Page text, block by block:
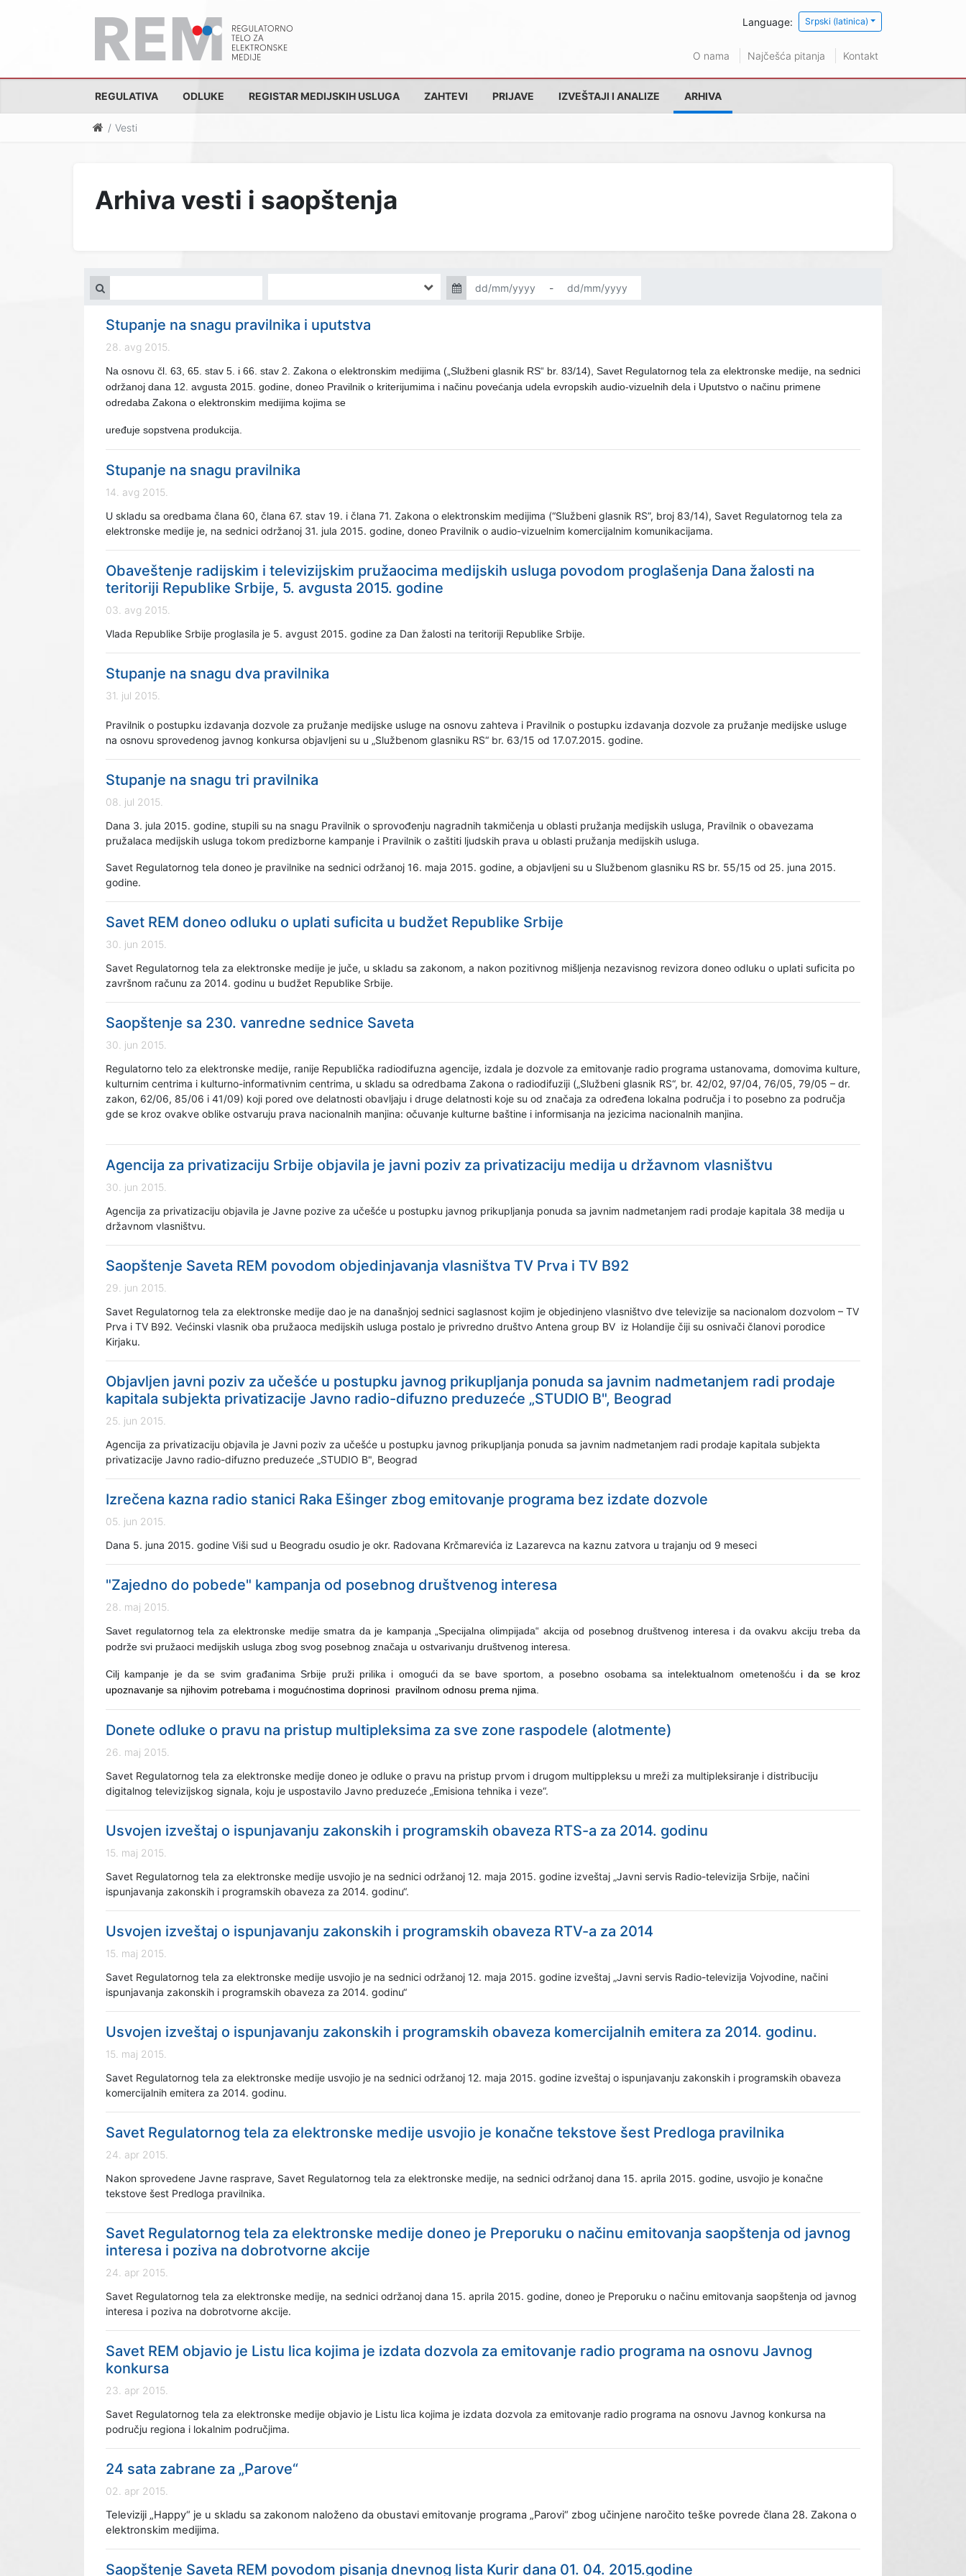
Language: Srpski (latinica)
O nama Najčešća pitanja Kontakt
REGULATIVA ODLUKE REGISTAR MEDIJSKIH USLUGA ZAHTEVI PRIJAVE IZVEŠTAJI I ANALIZE ARHIVA
Vesti
Arhiva vesti i saopštenja
-
Stupanje na snagu pravilnika i uputstva
28. avg 2015.
Na osnovu čl. 63, 65. stav 5. i 66. stav 2. Zakona o elektronskim medijima („Službeni glasnik RS“ br. 83/14), Savet Regulatornog tela za elektronske medije, na sednici
održanoj dana 12. avgusta 2015. godine, doneo Pravilnik o kriterijumima i načinu povećanja udela evropskih audio-vizuelnih dela i Uputstvo o načinu primene
odredaba Zakona o elektronskim medijima kojima se
uređuje sopstvena produkcija.
Stupanje na snagu pravilnika
14. avg 2015.
U skladu sa oredbama člana 60, člana 67. stav 19. i člana 71. Zakona o elektronskim medijima (“Službeni glasnik RS”, broj 83/14), Savet Regulatornog tela za
elektronske medije je, na sednici održanoj 31. jula 2015. godine, doneo Pravilnik o audio-vizuelnim komercijalnim komunikacijama.
Obaveštenje radijskim i televizijskim pružaocima medijskih usluga povodom proglašenja Dana žalosti na
teritoriji Republike Srbije, 5. avgusta 2015. godine
03. avg 2015.
Vlada Republike Srbije proglasila je 5. avgust 2015. godine za Dan žalosti na teritoriji Republike Srbije.
Stupanje na snagu dva pravilnika
31. jul 2015.
Pravilnik o postupku izdavanja dozvole za pružanje medijske usluge na osnovu zahteva i Pravilnik o postupku izdavanja dozvole za pružanje medijske usluge
na osnovu sprovedenog javnog konkursa objavljeni su u „Službenom glasniku RS“ br. 63/15 od 17.07.2015. godine.
Stupanje na snagu tri pravilnika
08. jul 2015.
Dana 3. jula 2015. godine, stupili su na snagu Pravilnik o sprovođenju nagradnih takmičenja u oblasti pružanja medijskih usluga, Pravilnik o obavezama
pružalaca medijskih usluga tokom predizborne kampanje i Pravilnik o zaštiti ljudskih prava u oblasti pružanja medijskih usluga.
Savet Regulatornog tela doneo je pravilnike na sednici održanoj 16. maja 2015. godine, a objavljeni su u Službenom glasniku RS br. 55/15 od 25. juna 2015.
godine.
Savet REM doneo odluku o uplati suficita u budžet Republike Srbije
30. jun 2015.
Savet Regulatornog tela za elektronske medije je juče, u skladu sa zakonom, a nakon pozitivnog mišljenja nezavisnog revizora doneo odluku o uplati suficita po
završnom računu za 2014. godinu u budžet Republike Srbije.
Saopštenje sa 230. vanredne sednice Saveta
30. jun 2015.
Regulatorno telo za elektronske medije, ranije Republička radiodifuzna agencije, izdala je dozvole za emitovanje radio programa ustanovama, domovima kulture,
kulturnim centrima i kulturno-informativnim centrima, u skladu sa odredbama Zakona o radiodifuziji („Službeni glasnik RS“, br. 42/02, 97/04, 76/05, 79/05 – dr.
zakon, 62/06, 85/06 i 41/09) koji pored ove delatnosti obavljaju i druge delatnosti koje su od značaja za određena lokalna područja i to posebno za područja
gde se kroz ovakve oblike ostvaruju prava nacionalnih manjina: očuvanje kulturne baštine i informisanja na jezicima nacionalnih manjina.
Agencija za privatizaciju Srbije objavila je javni poziv za privatizaciju medija u državnom vlasništvu
30. jun 2015.
Agencija za privatizaciju objavila je Javne pozive za učešće u postupku javnog prikupljanja ponuda sa javnim nadmetanjem radi prodaje kapitala 38 medija u
državnom vlasništvu.
Saopštenje Saveta REM povodom objedinjavanja vlasništva TV Prva i TV B92
29. jun 2015.
Savet Regulatornog tela za elektronske medije dao je na današnjoj sednici saglasnost kojim je objedinjeno vlasništvo dve televizije sa nacionalom dozvolom – TV
Prva i TV B92. Većinski vlasnik oba pružaoca medijskih usluga postalo je privredno društvo Antena group BV iz Holandije čiji su osnivači članovi porodice
Kirjaku.
Objavljen javni poziv za učešće u postupku javnog prikupljanja ponuda sa javnim nadmetanjem radi prodaje
kapitala subjekta privatizacije Javno radio-difuzno preduzeće „STUDIO B", Beograd
25. jun 2015.
Agencija za privatizaciju objavila je Javni poziv za učešće u postupku javnog prikupljanja ponuda sa javnim nadmetanjem radi prodaje kapitala subjekta
privatizacije Javno radio-difuzno preduzeće „STUDIO B", Beograd
Izrečena kazna radio stanici Raka Ešinger zbog emitovanje programa bez izdate dozvole
05. jun 2015.
Dana 5. juna 2015. godine Viši sud u Beogradu osudio je okr. Radovana Krčmarevića iz Lazarevca na kaznu zatvora u trajanju od 9 meseci
"Zajedno do pobede" kampanja od posebnog društvenog interesa
28. maj 2015.
Savet regulatornog tela za elektronske medije smatra da je kampanja „Specijalna olimpijada“ akcija od posebnog društvenog interesa i da ovakvu akciju treba da
podrže svi pružaoci medijskih usluga zbog svog posebnog značaja u ostvarivanju društvenog interesa.
Cilj kampanje je da se svim građanima Srbije pruži prilika i omogući da se bave sportom, a posebno osobama sa intelektualnom ometenošću i da se kroz
upoznavanje sa njihovim potrebama i mogućnostima doprinosi pravilnom odnosu prema njima.
Donete odluke o pravu na pristup multipleksima za sve zone raspodele (alotmente)
26. maj 2015.
Savet Regulatornog tela za elektronske medije doneo je odluke o pravu na pristup prvom i drugom multippleksu u mreži za multipleksiranje i distribuciju
digitalnog televizijskog signala, koju je uspostavilo Javno preduzeće „Emisiona tehnika i veze“.
Usvojen izveštaj o ispunjavanju zakonskih i programskih obaveza RTS-a za 2014. godinu
15. maj 2015.
Savet Regulatornog tela za elektronske medije usvojio je na sednici održanoj 12. maja 2015. godine izveštaj „Javni servis Radio-televizija Srbije, načini
ispunjavanja zakonskih i programskih obaveza za 2014. godinu“.
Usvojen izveštaj o ispunjavanju zakonskih i programskih obaveza RTV-a za 2014
15. maj 2015.
Savet Regulatornog tela za elektronske medije usvojio je na sednici održanoj 12. maja 2015. godine izveštaj „Javni servis Radio-televizija Vojvodine, načini
ispunjavanja zakonskih i programskih obaveza za 2014. godinu“
Usvojen izveštaj o ispunjavanju zakonskih i programskih obaveza komercijalnih emitera za 2014. godinu.
15. maj 2015.
Savet Regulatornog tela za elektronske medije usvojio je na sednici održanoj 12. maja 2015. godine izveštaj o ispunjavanju zakonskih i programskih obaveza
komercijalnih emitera za 2014. godinu.
Savet Regulatornog tela za elektronske medije usvojio je konačne tekstove šest Predloga pravilnika
24. apr 2015.
Nakon sprovedene Javne rasprave, Savet Regulatornog tela za elektronske medije, na sednici održanoj dana 15. aprila 2015. godine, usvojio je konačne
tekstove šest Predloga pravilnika.
Savet Regulatornog tela za elektronske medije doneo je Preporuku o načinu emitovanja saopštenja od javnog
interesa i poziva na dobrotvorne akcije
24. apr 2015.
Savet Regulatornog tela za elektronske medije, na sednici održanoj dana 15. aprila 2015. godine, doneo je Preporuku o načinu emitovanja saopštenja od javnog
interesa i poziva na dobrotvorne akcije.
Savet REM objavio je Listu lica kojima je izdata dozvola za emitovanje radio programa na osnovu Javnog
konkursa
23. apr 2015.
Savet Regulatornog tela za elektronske medije objavio je Listu lica kojima je izdata dozvola za emitovanje radio programa na osnovu Javnog konkursa na
području regiona i lokalnim područjima.
24 sata zabrane za „Parove“
02. apr 2015.
Televiziji „Happy“ je u skladu sa zakonom naloženo da obustavi emitovanje programa „Parovi“ zbog učinjene naročito teške povrede člana 28. Zakona o
elektronskim medijima.
Saopštenje Saveta REM povodom pisanja dnevnog lista Kurir dana 01. 04. 2015.godine